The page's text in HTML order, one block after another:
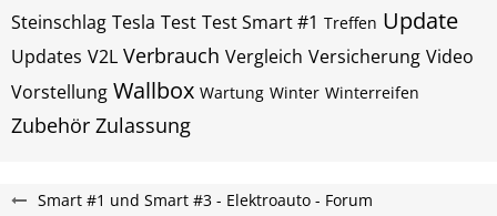
Steinschlag Tesla Test Test Smart #1 Treffen Update
Updates V2L Verbrauch Vergleich Versicherung Video
Vorstellung Wallbox Wartung Winter Winterreifen
Zubehör Zulassung
Smart #1 und Smart #3 - Elektroauto - Forum